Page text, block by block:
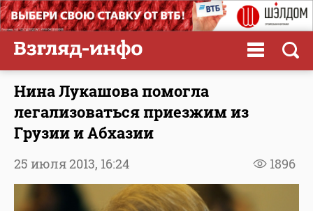
Нина Лукашова помогла
легализоваться приезжим из
Грузии и Абхазии
1896
25 июля 2013, 16:24